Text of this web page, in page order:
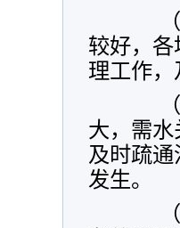
（1
较好，
理工作
（2
大，需
及时疏
发生。
（3